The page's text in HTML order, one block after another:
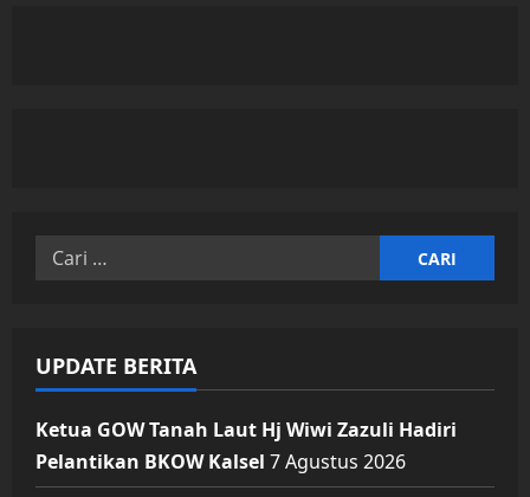
Cari
UPDATE BERITA
Ketua GOW Tanah Laut Hj Wiwi Zazuli Hadiri
Pelantikan BKOW Kalsel 7 Agustus 2026